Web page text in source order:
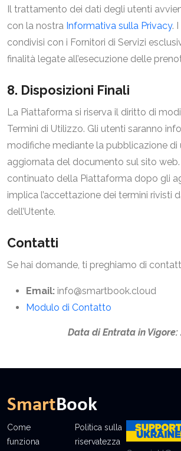
Il trattamento dei dati degli utenti
con la nostra Informativa sulla Privacy.
condivisi con i Fornitori di Servizi
finalità legate all’esecuzione delle
8. Disposizioni Finali
La Piattaforma si riserva il diritto di
Termini di Utilizzo. Gli utenti saranno
modifiche mediante la pubblicazione di
aggiornata del documento sul sito web.
continuato della Piattaforma dopo gli
implica l’accettazione dei termini rivisti
dell’Utente.
Contatti
Se hai domande, ti preghiamo di
Email: info@smartbook.cloud
Modulo di Contatto
Data di Entrata in Vigore:
Come
funziona
Politica sulla
riservatezza